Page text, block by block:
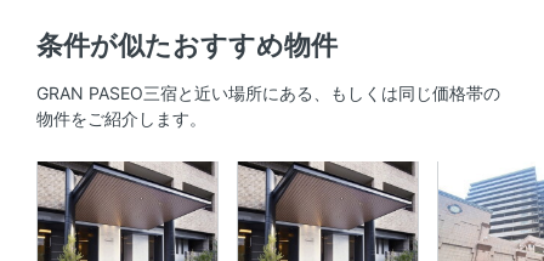
コンロ2口以上
オートロック 、 ＴＶモニタ付きインターホン 、 防犯カメ
ラ
条件が似たおすすめ物件
GRAN PASEO三宿と近い場所にある、もしくは同じ価格帯の
物件をご紹介します。